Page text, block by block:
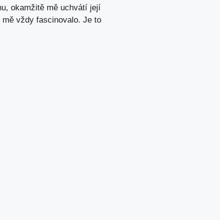
okamžitě mě uchvátí její
vždy fascinovalo. Je to